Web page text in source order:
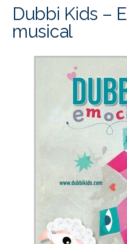
Dubbi Kids –
musical